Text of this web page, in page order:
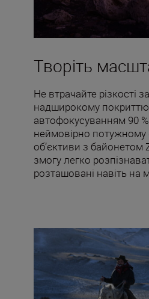
Творіть
Не втрачайте різкості
надширокому покриттю
автофокусуванням 90
неймовірно
об’єктиви з байонетом
змогу легко
розташовані навіть на